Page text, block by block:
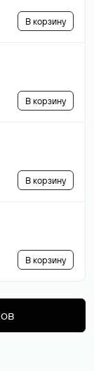
В корзину
В корзину
В корзину
В корзину